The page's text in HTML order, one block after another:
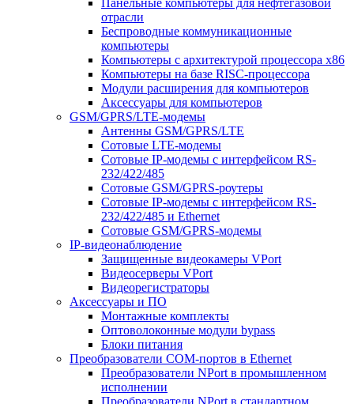
Панельные компьютеры для нефтегазовой
отрасли
Беспроводные коммуникационные
компьютеры
Компьютеры с архитектурой процессора x86
Компьютеры на базе RISC-процессора
Модули расширения для компьютеров
Аксессуары для компьютеров
GSM/GPRS/LTE-модемы
Антенны GSM/GPRS/LTE
Сотовые LTE-модемы
Сотовые IP-модемы с интерфейсом RS-
232/422/485
Сотовые GSM/GPRS-роутеры
Сотовые IP-модемы с интерфейсом RS-
232/422/485 и Ethernet
Сотовые GSM/GPRS-модемы
IP-видеонаблюдение
Защищенные видеокамеры VPort
Видеосерверы VPort
Видеорегистраторы
Аксессуары и ПО
Монтажные комплекты
Оптоволоконные модули bypass
Блоки питания
Преобразователи COM-портов в Ethernet
Преобразователи NPort в промышленном
исполнении
Преобразователи NPort в стандартном